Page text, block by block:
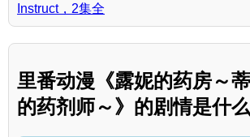
Instruct，2集全
里番动漫《露妮的药房～
的药剂师～》的剧情是什